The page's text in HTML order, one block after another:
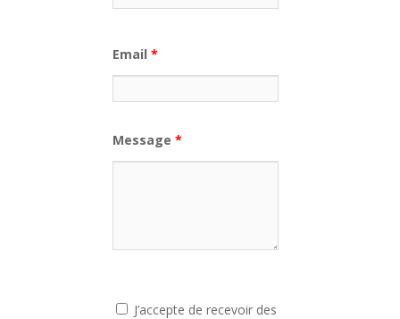
Email*
Message*
J’accepte de recevoir des